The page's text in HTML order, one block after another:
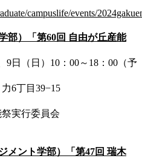
campuslife/events/
部）「第60回 自由が丘産能
9日（日）10：00～18：00（予
6丁目39−15
祭実行委員会
メント学部）「第47回 瑞木